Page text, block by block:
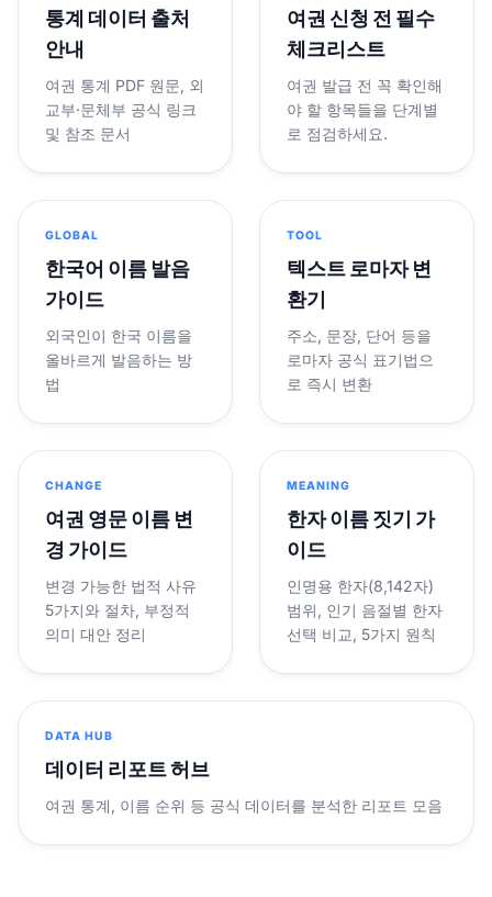
통계 데이터 출처
안내
여권 통계 PDF 원문, 외
교부·문체부 공식 링크
및 참조 문서
여권 신청 전 필수
체크리스트
여권 발급 전 꼭 확인해
야 할 항목들을 단계별
로 점검하세요.
GLOBAL
한국어 이름 발음
가이드
외국인이 한국 이름을
올바르게 발음하는 방
법
TOOL
텍스트 로마자 변
환기
주소, 문장, 단어 등을
로마자 공식 표기법으
로 즉시 변환
CHANGE
여권 영문 이름 변
경 가이드
변경 가능한 법적 사유
5가지와 절차, 부정적
의미 대안 정리
MEANING
한자 이름 짓기 가
이드
인명용 한자(8,142자)
범위, 인기 음절별 한자
선택 비교, 5가지 원칙
DATA HUB
데이터 리포트 허브
여권 통계, 이름 순위 등 공식 데이터를 분석한 리포트 모음